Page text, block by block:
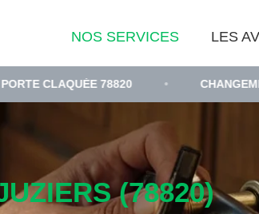
NOS SERVICES LES
78820 • CHANGEMENT DE
(78820)